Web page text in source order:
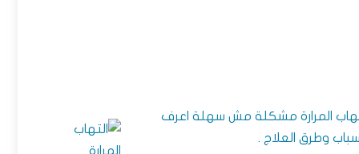
المرارة مشكلة مش سهلة اعرف
وطرق العلاج .